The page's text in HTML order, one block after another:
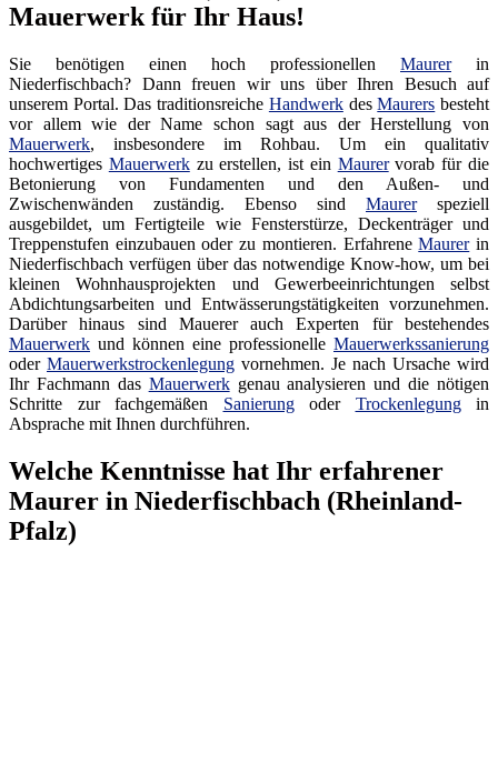
Mauerwerk für Ihr Haus!
Sie benötigen einen hoch professionellen Maurerin
Niederfischbach? Dann freuen wir uns über Ihren Besuch auf
unserem Portal. Das traditionsreiche HandwerkdesMaurers besteht
vor allem wie der Name schon sagt aus der Herstellung von
Mauerwerk, insbesondere im Rohbau. Um ein qualitativ
hochwertiges Mauerwerkzu erstellen, ist ein Maurervorab für die
Betonierung von Fundamenten und den Außen- und
Zwischenwänden zuständig. Ebenso sind Maurerspeziell
ausgebildet, um Fertigteile wie Fensterstürze, Deckenträger und
Treppenstufen einzubauen oder zu montieren. ErfahreneMaurerin
Niederfischbach verfügen über das notwendige Know-how, um bei
kleinen Wohnhausprojekten und Gewerbeeinrichtungen selbst
Abdichtungsarbeiten und Entwässerungstätigkeiten vorzunehmen.
Darüber hinaus sind Mauerer auch Experten für bestehendes
Mauerwerk und können eine professionelle Mauerwerkssanierung
oder Mauerwerkstrockenlegung vornehmen. Je nach Ursache wird
Ihr Fachmann das Mauerwerkgenau analysieren und die nötigen
Schritte zur fachgemäßen Sanierungoder Trockenlegungin
Absprache mit Ihnen durchführen.
Welche Kenntnisse hat Ihr erfahrener
Maurer in Niederfischbach (Rheinland-
Pfalz)